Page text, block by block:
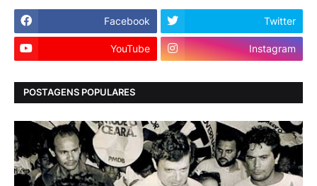
Facebook Twitter
YouTube Instagram
POSTAGENS POPULARES